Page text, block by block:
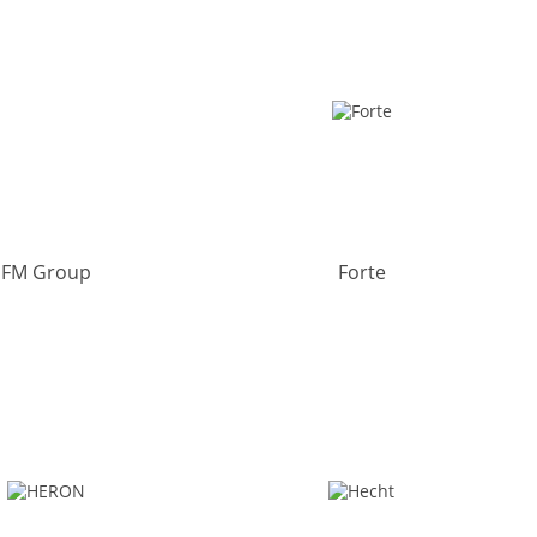
FM Group Forte